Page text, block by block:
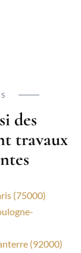
des
travaux
(75000)
(92000)